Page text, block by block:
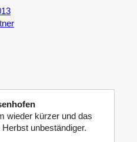
wieder kürzer und das
unbeständiger.